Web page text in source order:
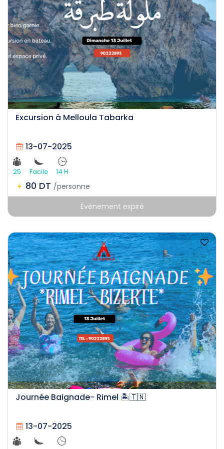
Excursion à Melloula Tabarka
13-07-2025
25 Facile 14 H
80 DT /personne
Événement expiré
Journée Baignade- Rimel 🏝🇹🇳
13-07-2025